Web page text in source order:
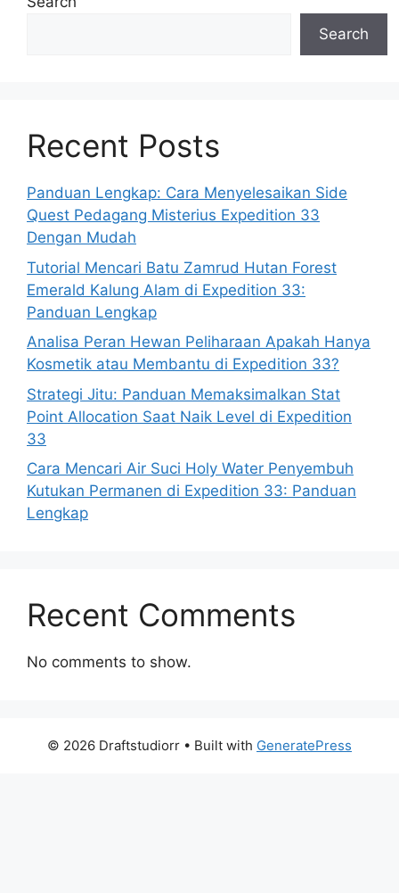
Search
Recent Posts
Panduan Lengkap: Cara Menyelesaikan Side
Quest Pedagang Misterius Expedition 33
Dengan Mudah
Tutorial Mencari Batu Zamrud Hutan Forest
Emerald Kalung Alam di Expedition 33:
Panduan Lengkap
Analisa Peran Hewan Peliharaan Apakah Hanya
Kosmetik atau Membantu di Expedition 33?
Strategi Jitu: Panduan Memaksimalkan Stat
Point Allocation Saat Naik Level di Expedition
33
Cara Mencari Air Suci Holy Water Penyembuh
Kutukan Permanen di Expedition 33: Panduan
Lengkap
Recent Comments
No comments to show.
© 2026 Draftstudiorr • Built with GeneratePress